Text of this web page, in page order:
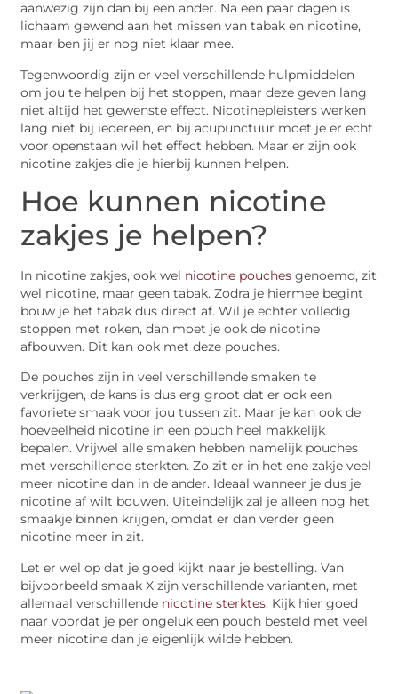
aanwezig zijn dan bij een ander. Na een paar dagen is
lichaam gewend aan het missen van tabak en nicotine,
maar ben jij er nog niet klaar mee.
Tegenwoordig zijn er veel verschillende hulpmiddelen
om jou te helpen bij het stoppen, maar deze geven lang
niet altijd het gewenste effect. Nicotinepleisters werken
lang niet bij iedereen, en bij acupunctuur moet je er echt
voor openstaan wil het effect hebben. Maar er zijn ook
nicotine zakjes die je hierbij kunnen helpen.
Hoe kunnen nicotine
zakjes je helpen?
In nicotine zakjes, ook wel nicotine pouches genoemd, zit
wel nicotine, maar geen tabak. Zodra je hiermee begint
bouw je het tabak dus direct af. Wil je echter volledig
stoppen met roken, dan moet je ook de nicotine
afbouwen. Dit kan ook met deze pouches.
De pouches zijn in veel verschillende smaken te
verkrijgen, de kans is dus erg groot dat er ook een
favoriete smaak voor jou tussen zit. Maar je kan ook de
hoeveelheid nicotine in een pouch heel makkelijk
bepalen. Vrijwel alle smaken hebben namelijk pouches
met verschillende sterkten. Zo zit er in het ene zakje veel
meer nicotine dan in de ander. Ideaal wanneer je dus je
nicotine af wilt bouwen. Uiteindelijk zal je alleen nog het
smaakje binnen krijgen, omdat er dan verder geen
nicotine meer in zit.
Let er wel op dat je goed kijkt naar je bestelling. Van
bijvoorbeeld smaak X zijn verschillende varianten, met
allemaal verschillende nicotine sterktes. Kijk hier goed
naar voordat je per ongeluk een pouch besteld met veel
meer nicotine dan je eigenlijk wilde hebben.